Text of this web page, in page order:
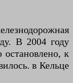
В 2004 году
к
в Кельце